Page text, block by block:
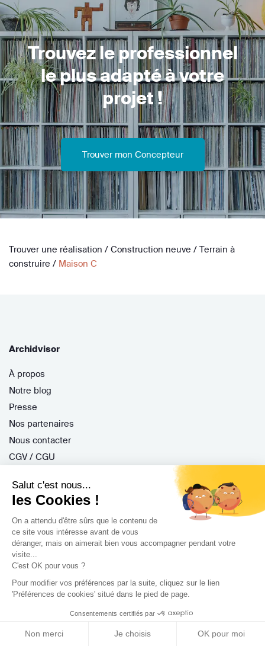
Salut c'est nous...
les Cookies !
On a attendu d'être sûrs que le contenu de
ce site vous intéresse avant de vous
déranger, mais on aimerait bien vous accompagner pendant votre
visite...
C'est OK pour vous ?
Pour modifier vos préférences par la suite, cliquez sur le lien
'Préférences de cookies' situé dans le pied de page.
Consentements certifiés par
Non merci Je choisis OK pour moi
Trouvez le professionnel
le plus adapté à votre
projet !
Trouver mon Concepteur
Trouver une réalisation / Construction neuve / Terrain à
construire / Maison C
Archidvisor
À propos
Notre blog
Presse
Nos partenaires
Nous contacter
CGV / CGU
Gestion des cookies
Porteurs de projet
Comment ça marche ?
Mission de conseil